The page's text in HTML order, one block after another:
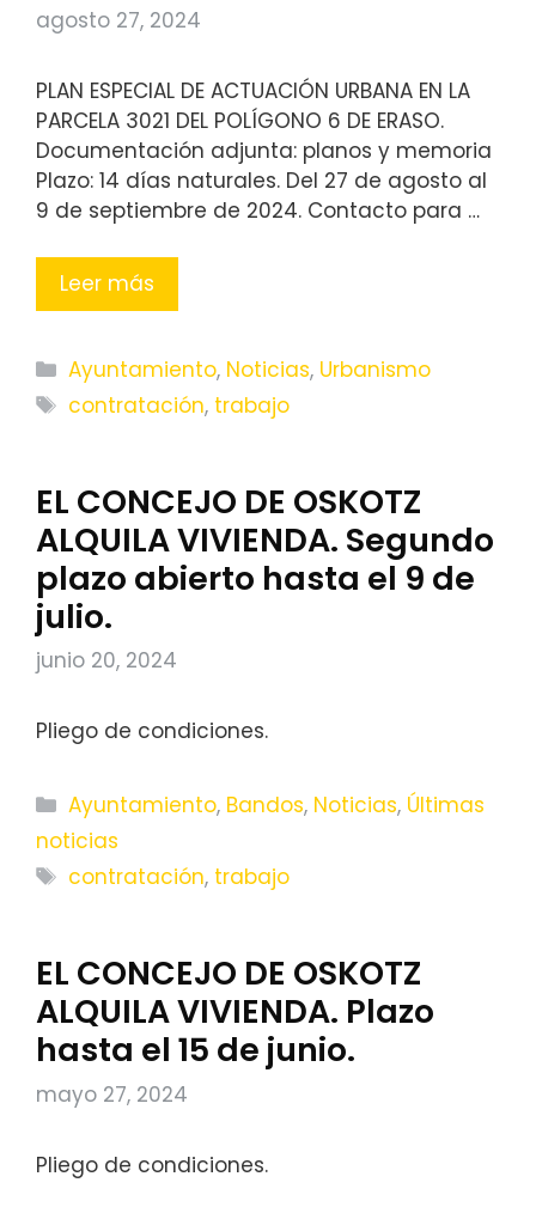
agosto 27, 2024
PLAN ESPECIAL DE ACTUACIÓN URBANA EN LA
PARCELA 3021 DEL POLÍGONO 6 DE ERASO.
Documentación adjunta: planos y memoria
Plazo: 14 días naturales. Del 27 de agosto al
9 de septiembre de 2024. Contacto para …
Leer más
Categorías
Ayuntamiento, Noticias, Urbanismo
Etiquetas
contratación, trabajo
EL CONCEJO DE OSKOTZ
ALQUILA VIVIENDA. Segundo
plazo abierto hasta el 9 de
julio.
junio 20, 2024
Pliego de condiciones.
Categorías
Ayuntamiento, Bandos, Noticias, Últimas
noticias
Etiquetas
contratación, trabajo
EL CONCEJO DE OSKOTZ
ALQUILA VIVIENDA. Plazo
hasta el 15 de junio.
mayo 27, 2024
Pliego de condiciones.